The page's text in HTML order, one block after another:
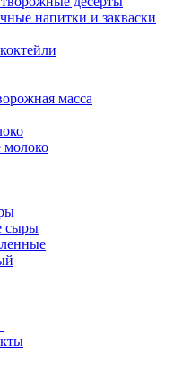
напитки и закваски
масса
сыры